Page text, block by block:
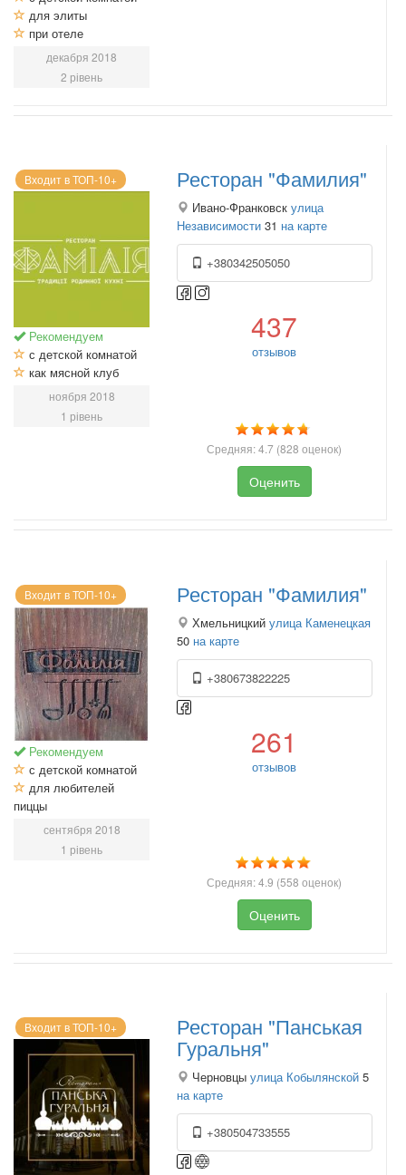
для элиты
при отеле
декабря 2018
2 рівень
Входит в ТОП-10+
Рекомендуем
с детской комнатой
как мясной клуб
ноября 2018
1 рівень
Ресторан "Фамилия"
Ивано-Франковск улица
Независимости 31 на карте
+380342505050
437
отзывов
Средняя:4.7 (828 оценок)
Оценить
Входит в ТОП-10+
Рекомендуем
с детской комнатой
для любителей
пиццы
сентября 2018
1 рівень
Ресторан "Фамилия"
Хмельницкий улица Каменецкая
50 на карте
+380673822225
261
отзывов
Средняя:4.9 (558 оценок)
Оценить
Входит в ТОП-10+ Ресторан "Панськая
Гуральня"
Черновцы улица Кобылянской 5
на карте
+380504733555